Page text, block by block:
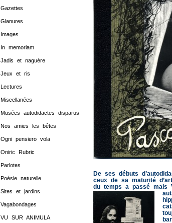
Gazettes
Glanures
Images
In memoriam
Jadis et naguère
Jeux et ris
Lectures
Miscellanées
Musées autodidactes disparus
Nos amies les bêtes
Ogni pensiero vola
Oniric Rubric
Parlotes
Poésie naturelle
Sites et jardins
Vagabondages
VU SUR ANIMULA
De ses débuts
ceux de sa maturité
du temps a passé mais